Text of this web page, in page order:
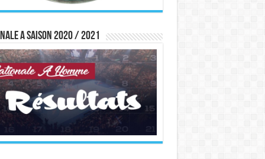
A saison 2020 / 2021